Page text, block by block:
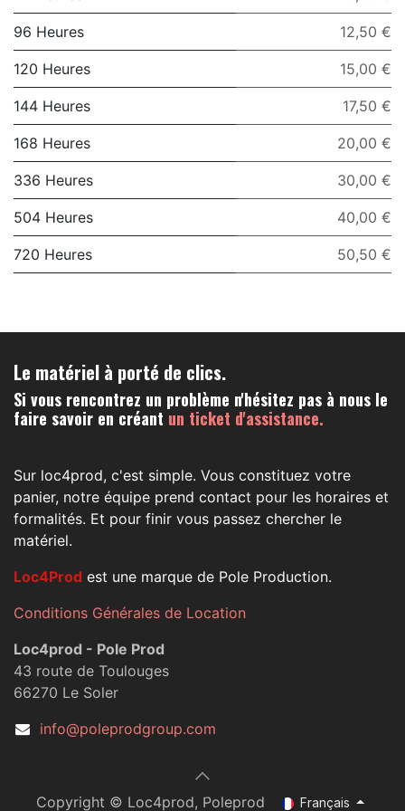
96 Heures 12,50 €
120 Heures 15,00 €
144 Heures 17,50 €
168 Heures 20,00 €
336 Heures 30,00 €
504 Heures 40,00 €
720 Heures 50,50 €
Le matériel à porté de clics.
Si vous rencontrez un problème n'hésitez pas à nous le
faire savoir en créant un ticket d'assistance.
Sur loc4prod, c'est simple. Vous constituez votre
panier, notre équipe prend contact pour les horaires et
formalités. Et pour finir vous passez chercher le
matériel.
Loc4Prod est une marque de Pole Production.
Conditions Générales de Location
Loc4prod - Pole Prod
43 route de Toulouges
66270 Le Soler
info@poleprodgroup.com
Copyright © Loc4prod, Poleprod Français